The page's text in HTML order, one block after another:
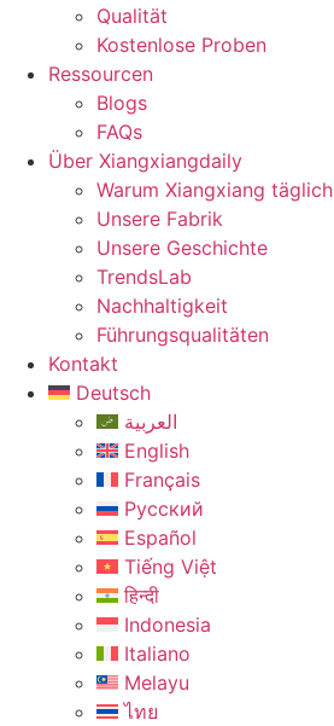
Qualität
Kostenlose Proben
Ressourcen
Blogs
FAQs
Über Xiangxiangdaily
Warum Xiangxiang täglich
Unsere Fabrik
Unsere Geschichte
TrendsLab
Nachhaltigkeit
Führungsqualitäten
Kontakt
Deutsch
العربية
English
Français
Русский
Español
Tiếng Việt
हिन्दी
Indonesia
Italiano
Melayu
ไทย